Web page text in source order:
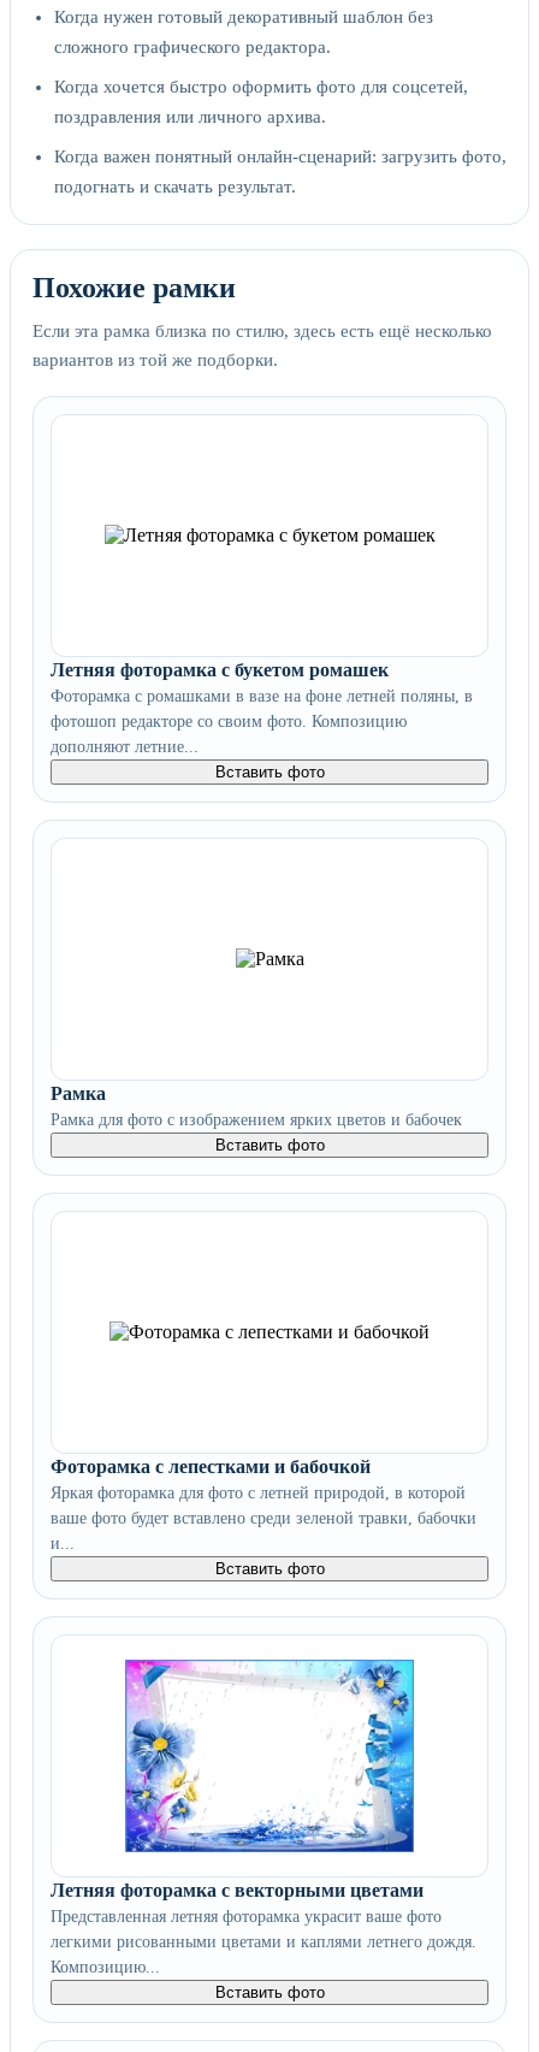
Когда нужен готовый декоративный шаблон без
сложного графического редактора.
Когда хочется быстро оформить фото для соцсетей,
поздравления или личного архива.
Когда важен понятный онлайн-сценарий: загрузить фото,
подогнать и скачать результат.
Похожие рамки
Если эта рамка близка по стилю, здесь есть ещё несколько
вариантов из той же подборки.
Летняя фоторамка с букетом ромашек
Фоторамка с ромашками в вазе на фоне летней поляны, в
фотошоп редакторе со своим фото. Композицию
дополняют летние...
Вставить фото
Рамка
Рамка для фото с изображением ярких цветов и бабочек
Вставить фото
Фоторамка с лепестками и бабочкой
Яркая фоторамка для фото с летней природой, в которой
ваше фото будет вставлено среди зеленой травки, бабочки
и...
Вставить фото
Летняя фоторамка с векторными цветами
Представленная летняя фоторамка украсит ваше фото
легкими рисованными цветами и каплями летнего дождя.
Композицию...
Вставить фото